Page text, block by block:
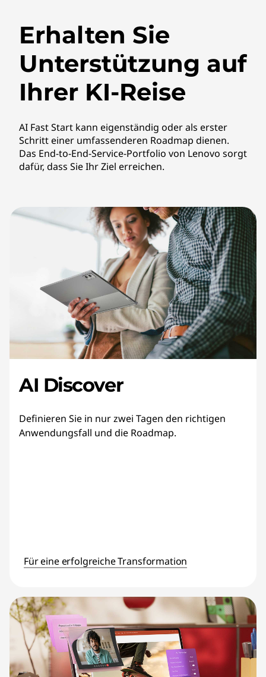
Erhalten Sie
Unterstützung auf
Ihrer KI-Reise
AI Fast Start kann eigenständig oder als erster
Schritt einer umfassenderen Roadmap dienen.
Das End-to-End-Service-Portfolio von Lenovo sorgt
dafür, dass Sie Ihr Ziel erreichen.
AI Discover
Definieren Sie in nur zwei Tagen den richtigen
Anwendungsfall und die Roadmap.
Für eine erfolgreiche Transformation